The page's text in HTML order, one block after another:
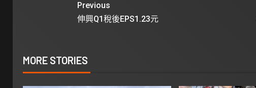
Previous
伸興Q1稅後EPS1.23元
MORE STORIES